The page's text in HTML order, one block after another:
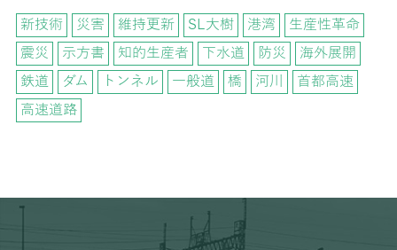
新技術 災害 維持更新 SL大樹 港湾
生産性革命
震災
示方書 知的生産者 下水道 防災
海外展開
鉄道
ダム トンネル 一般道 橋 河川
首都高速
高速道路